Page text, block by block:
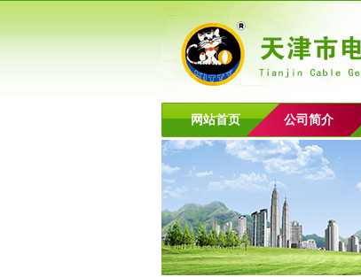
网站首页 公司简介